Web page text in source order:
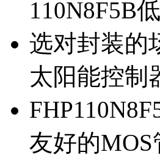
110N8F5B
选对封装的
太阳能控制
友好的MOS